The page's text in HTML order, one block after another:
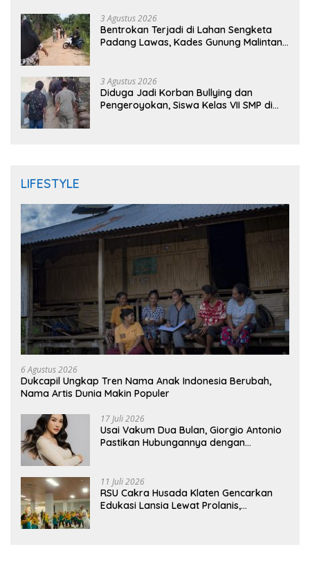
3 Agustus 2026
Bentrokan Terjadi di Lahan Sengketa
Padang Lawas, Kades Gunung Malintang
3 Agustus 2026
Diduga Jadi Korban Bullying dan
Pengeroyokan, Siswa Kelas VII SMP di
LIFESTYLE
6 Agustus 2026
Dukcapil Ungkap Tren Nama Anak Indonesia Berubah,
Nama Artis Dunia Makin Populer
17 Juli 2026
Usai Vakum Dua Bulan, Giorgio Antonio
Pastikan Hubungannya dengan
11 Juli 2026
RSU Cakra Husada Klaten Gencarkan
Edukasi Lansia Lewat Prolanis,